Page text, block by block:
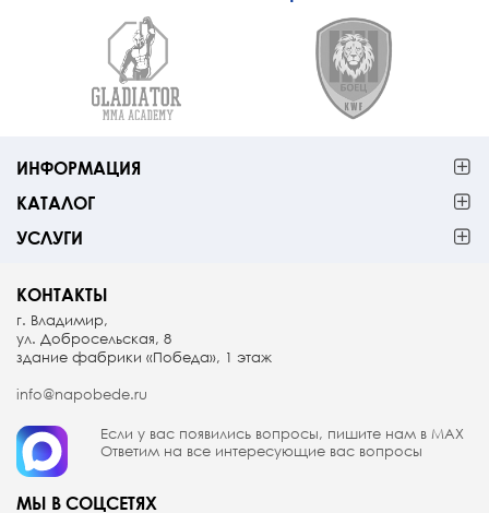
ИНФОРМАЦИЯ
КАТАЛОГ
УСЛУГИ
КОНТАКТЫ
г. Владимир,
ул. Добросельская, 8
здание фабрики «Победа», 1 этаж
info@napobede.ru
Если у вас появились вопросы, пишите нам в МАX
Ответим на все интересующие вас вопросы
МЫ В СОЦСЕТЯХ